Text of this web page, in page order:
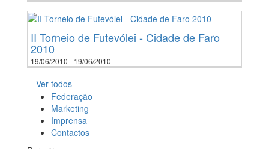
II Torneio de Futevólei - Cidade de Faro
2010
19/06/2010 - 19/06/2010
Ver todos
Federação
Marketing
Imprensa
Contactos